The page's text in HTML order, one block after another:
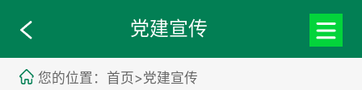
党建宣传
您的位置：首页>党建宣传